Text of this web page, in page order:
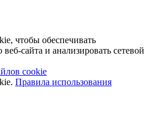
чтобы обеспечивать
сайта и анализировать сетевой
cookie
Правила использования